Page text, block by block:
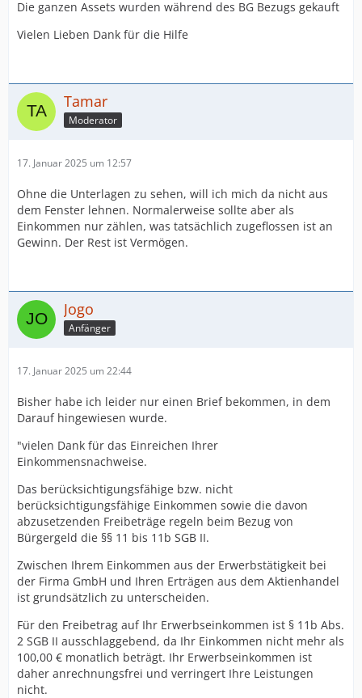
Die ganzen Assets wurden während des BG Bezugs gekauft
Vielen Lieben Dank für die Hilfe
Tamar
Moderator
17. Januar 2025 um 12:57
Ohne die Unterlagen zu sehen, will ich mich da nicht aus
dem Fenster lehnen. Normalerweise sollte aber als
Einkommen nur zählen, was tatsächlich zugeflossen ist an
Gewinn. Der Rest ist Vermögen.
Jogo
Anfänger
17. Januar 2025 um 22:44
Bisher habe ich leider nur einen Brief bekommen, in dem
Darauf hingewiesen wurde.
"vielen Dank für das Einreichen Ihrer
Einkommensnachweise.
Das berücksichtigungsfähige bzw. nicht
berücksichtigungsfähige Einkommen sowie die davon
abzusetzenden Freibeträge regeln beim Bezug von
Bürgergeld die §§ 11 bis 11b SGB II.
Zwischen Ihrem Einkommen aus der Erwerbstätigkeit bei
der Firma GmbH und Ihren Erträgen aus dem Aktienhandel
ist grundsätzlich zu unterscheiden.
Für den Freibetrag auf Ihr Erwerbseinkommen ist § 11b Abs.
2 SGB II ausschlaggebend, da Ihr Einkommen nicht mehr als
100,00 € monatlich beträgt. Ihr Erwerbseinkommen ist
daher anrechnungsfrei und verringert Ihre Leistungen
nicht.